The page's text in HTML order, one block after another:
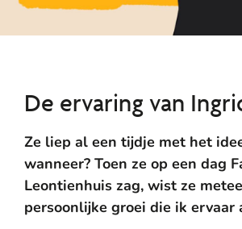
De ervaring van
Ze liep al een tijdje met het
wanneer? Toen ze op een dag
Leontienhuis zag, wist ze
persoonlijke groei die ik ervaar